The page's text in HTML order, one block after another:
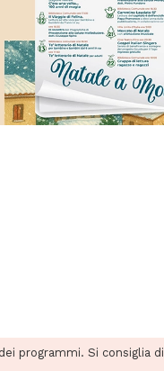
programmi. Si consiglia